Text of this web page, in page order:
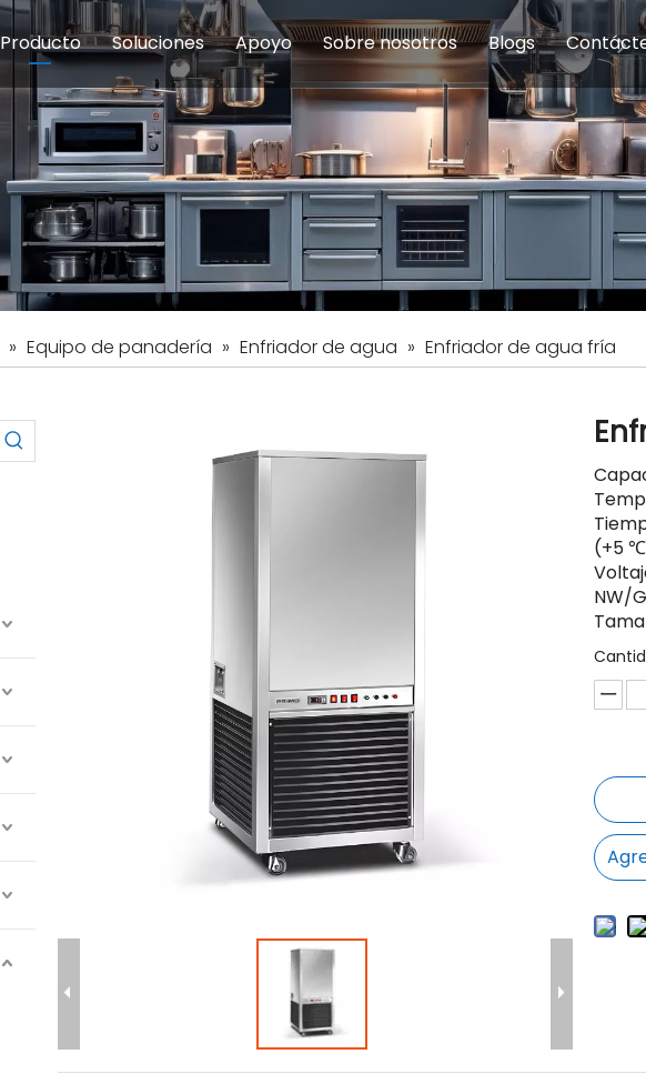
Producto
Equipos de cocina modulares Equipos de Concesión Equipo
Equipo de preparación de alimentosEquipo de panadería Equipo
Soluciones
Escuelas y educación Comedor del personal
Hoteles Restaurante y comida
Apoyo
Servicio Preguntas
Sobre nosotros
Introducción de la empresa
Blogs
» Equipo de panadería » Enfriador de agua » Enfriador de agua fría
(+5
NW/